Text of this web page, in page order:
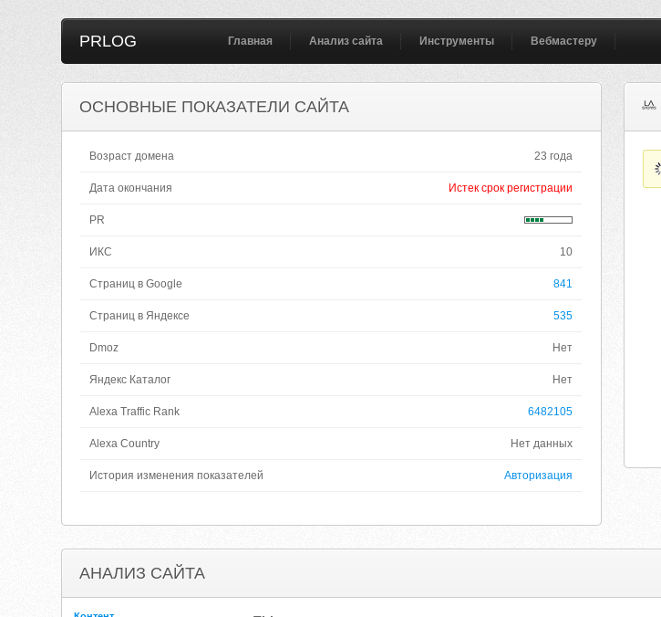
PRLOG Главная Анализ сайта Инструменты Вебмастеру
ОСНОВНЫЕ ПОКАЗАТЕЛИ САЙТА
Возраст домена 23 года
Дата окончания Истек срок регистрации
PR
ИКС 10
Страниц в Google 841
Страниц в Яндексе 535
Dmoz Нет
Яндекс Каталог Нет
Alexa Traffic Rank 6482105
Alexa Country Нет данных
История изменения показателей Авторизация
АНАЛИЗ САЙТА